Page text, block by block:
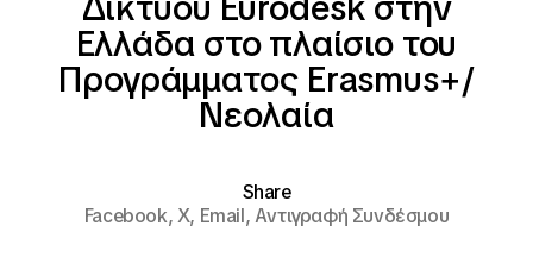
Ελλάδα στο πλαίσιο του
Προγράμματος Erasmus+/
Νεολαία
Share
Facebook,X, Email,Αντιγραφή Συνδέσμου